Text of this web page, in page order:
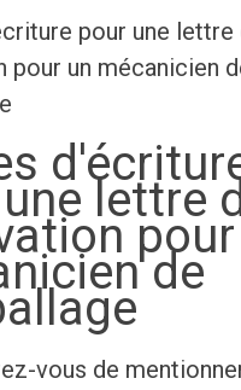
pour une lettre
pour un mécanicien
lettre
de
vous de